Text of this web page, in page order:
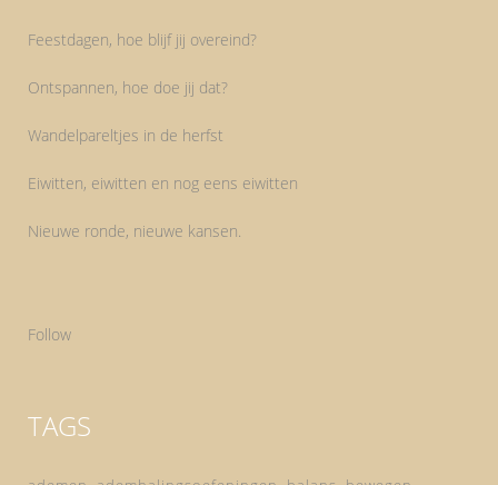
Feestdagen, hoe blijf jij overeind?
Ontspannen, hoe doe jij dat?
Wandelpareltjes in de herfst
Eiwitten, eiwitten en nog eens eiwitten
Nieuwe ronde, nieuwe kansen.
Follow
TAGS